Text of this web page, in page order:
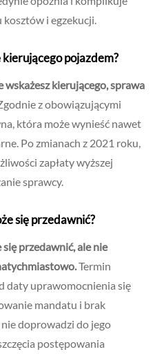
i egzekucji.
kierującego pojazdem?
wskażesz kierującego, sprawa
z obowiązującymi
która może wynieść nawet
Po zmianach z 2021 roku,
zapłaty wyższej
sprawcy.
się przedawnić?
przedawnić, ale nie
Termin
daty uprawomocnienia się
mandatu i brak
doprowadzi do jego
postępowania